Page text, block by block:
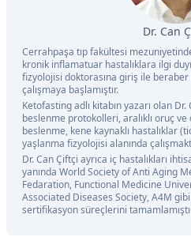
Dr. Can
Cerrahpaşa tıp fakültesi
kronik inflamatuar hastalıklara ilgi
fizyolojisi doktorasına giriş ile beraber
çalışmaya başlamıştır.
Ketofasting adlı kitabın yazarı olan Dr.
beslenme protokolleri, aralıklı oruç
beslenme, kene kaynaklı hastalıklar
yaşlanma fizyolojisi alanında
Dr. Can Çiftçi ayrıca iç hastalıkları
yanında World Society of Anti Aging
Fedaration, Functional Medicine
Associated Diseases Society, A4M
sertifikasyon süreçlerini